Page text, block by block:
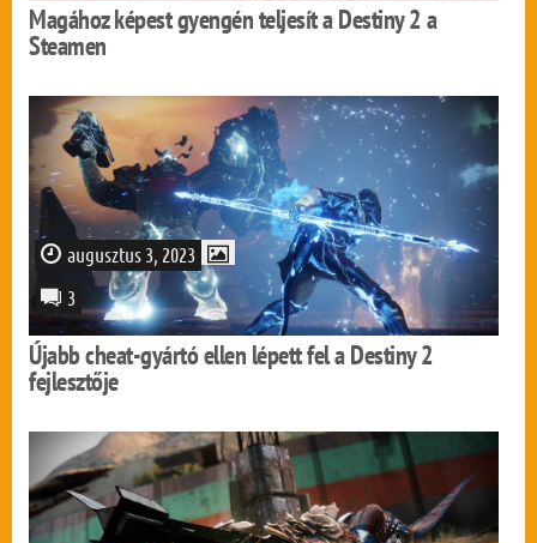
Magához képest gyengén teljesít a Destiny 2 a
Steamen
augusztus 3, 2023
3
Újabb cheat-gyártó ellen lépett fel a Destiny 2
fejlesztője